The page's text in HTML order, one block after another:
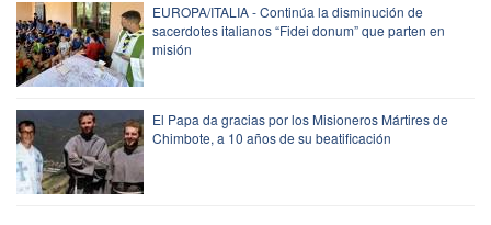
EUROPA/ITALIA - Continúa la disminución de
sacerdotes italianos “Fidei donum” que parten en
misión
El Papa da gracias por los Misioneros Mártires de
Chimbote, a 10 años de su beatificación